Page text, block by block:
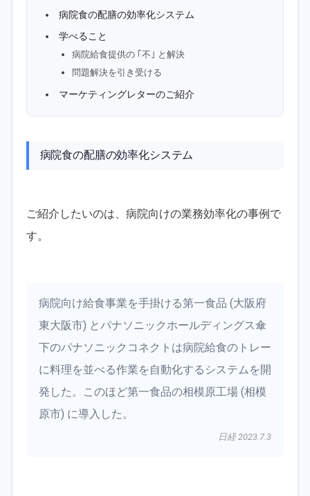
病院食の配膳の効率化システム
学べること
病院給食提供の ｢不｣ と解決
問題解決を引き受ける
マーケティングレターのご紹介
病院食の配膳の効率化システム
ご紹介したいのは、病院向けの業務効率化の事例で
す。
病院向け給食事業を手掛ける第一食品 (大阪府
東大阪市) とパナソニックホールディングス傘
下のパナソニックコネクトは病院給食のトレー
に料理を並べる作業を自動化するシステムを開
発した。このほど第一食品の相模原工場 (相模
原市) に導入した。
日経 2023.7.3